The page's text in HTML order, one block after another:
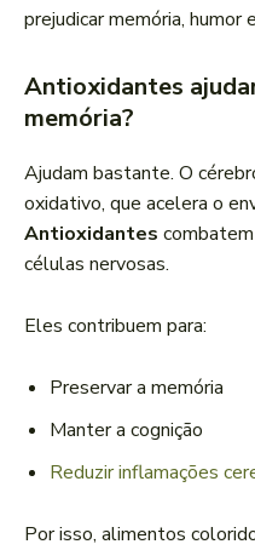
prejudicar memória,
Antioxidantes
memória?
Ajudam bastante. O
oxidativo, que acelera o
Antioxidantes
células nervosas.
Eles contribuem para:
Preservar a memória
Manter a cognição
Reduzir inflamações
Por isso, alimentos